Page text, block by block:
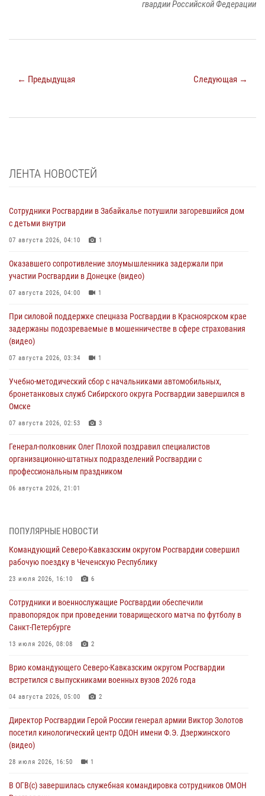
гвардии Российской Федерации
← Предыдущая Следующая →
ЛЕНТА НОВОСТЕЙ
Сотрудники Росгвардии в Забайкалье потушили загоревшийся дом
с детьми внутри
07 августа 2026, 04:10 1
Оказавшего сопротивление злоумышленника задержали при
участии Росгвардии в Донецке (видео)
07 августа 2026, 04:00 1
При силовой поддержке спецназа Росгвардии в Красноярском крае
задержаны подозреваемые в мошенничестве в сфере страхования
(видео)
07 августа 2026, 03:34 1
Учебно-методический сбор с начальниками автомобильных,
бронетанковых служб Сибирского округа Росгвардии завершился в
Омске
07 августа 2026, 02:53 3
Генерал-полковник Олег Плохой поздравил специалистов
организационно-штатных подразделений Росгвардии с
профессиональным праздником
06 августа 2026, 21:01
Росгвардии (видео)
06 августа 2026, 14:47 10 1
В Брянске сотрудники и военнослужащие Росгвардии почтили
06 августа 2026, 14:36 2
В кинологическом центре Уральского округа Росгвардии почтили
память товарищей, погибших при исполнении воинского долга
В Центральном округе Росгвардии прошли мероприятия к
108‑летию генерала армии И.К. Яковлева
Росгвардейцы задержали мужчину, открывшего стрельбу в
Подмосковье (видео)
06 августа 2026, 12:35
ПОПУЛЯРНЫЕ НОВОСТИ
Командующий Северо-Кавказским округом Росгвардии совершил
рабочую поездку в Чеченскую Республику
23 июля 2026, 16:10 6
Сотрудники и военнослужащие Росгвардии обеспечили
правопорядок при проведении товарищеского матча по футболу в
Санкт-Петербурге
13 июля 2026, 08:08 2
Врио командующего Северо-Кавказским округом Росгвардии
встретился с выпускниками военных вузов 2026 года
04 августа 2026, 05:00 2
Директор Росгвардии Герой России генерал армии Виктор Золотов
посетил кинологический центр ОДОН имени Ф.Э. Дзержинского
(видео)
28 июля 2026, 16:50 1
В ОГВ(с) завершилась служебная командировка сотрудников ОМОН